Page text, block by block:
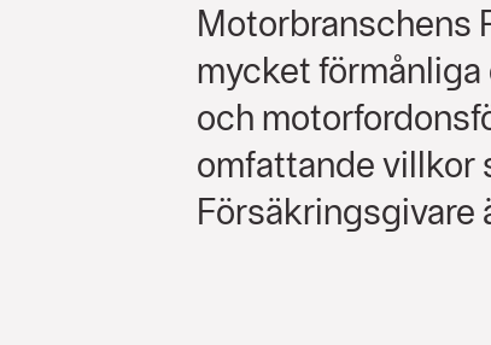
Motorbranschens
mycket
och
omfattande villkor
Försäkringsgivare